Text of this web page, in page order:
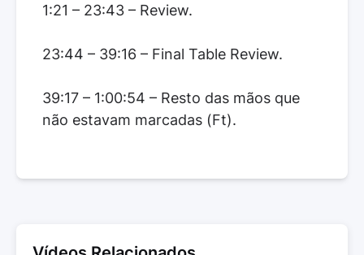
1:21 – 23:43 – Review.
23:44 – 39:16 – Final Table Review.
39:17 – 1:00:54 – Resto das mãos que
não estavam marcadas (Ft).